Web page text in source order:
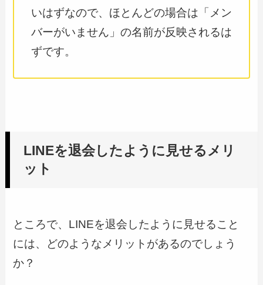
いはずなので、ほとんどの場合は「メン
バーがいません」の名前が反映されるは
ずです。
LINEを退会したように見せるメリ
ット
ところで、LINEを退会したように見せること
には、どのようなメリットがあるのでしょう
か？